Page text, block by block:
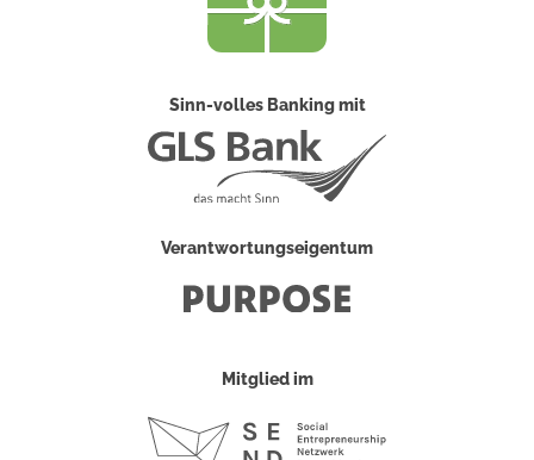
Sinn-volles Banking mit
Verantwortungseigentum
Mitglied im